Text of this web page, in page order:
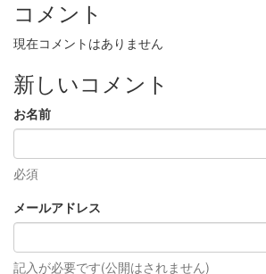
コメント
現在コメントはありません
新しいコメント
お名前
必須
メールアドレス
記入が必要です(公開はされません)